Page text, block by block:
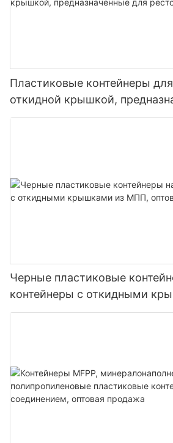
Пластиковые контейнеры
откидной крышкой,
ресторанов.
Черные пластиковые
контейнеры с откидными
оптовые поставки.